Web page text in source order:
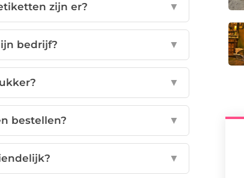
zijn er? ▼
bedrijf? ▼
▼
bestellen? ▼
▼